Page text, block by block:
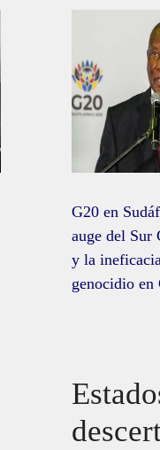
G20 en
auge del
y la
genocidio en